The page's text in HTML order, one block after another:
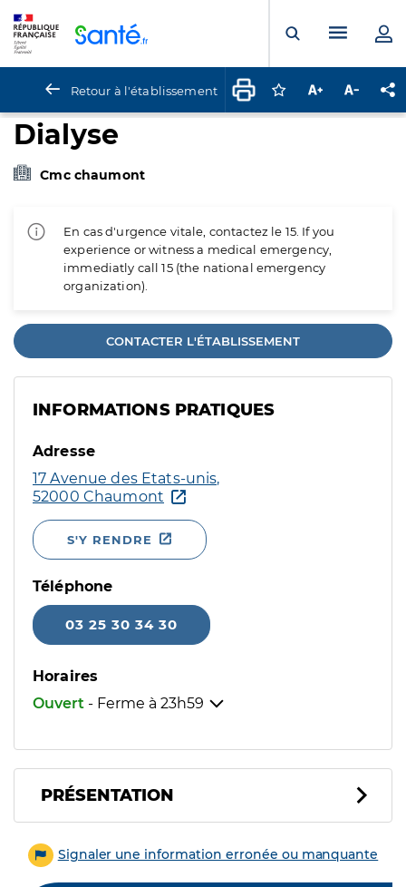
Ouvrir laMenu
Retour à l'établissement Connectez-vous
Augmenter la
Dialyse
Cmc chaumont
En cas d'urgence vitale, contactez le 15. If you
experience or witness a medical emergency,
immediatly call 15 (the national emergency
organization).
CONTACTER L'ÉTABLISSEMENT
INFORMATIONS PRATIQUES
Adresse
17 Avenue des Etats-unis,
52000 Chaumont
S'Y RENDRE
Téléphone
03 25 30 34 30
Horaires
Ouvert - Ferme à 23h59
PRÉSENTATION
Signaler une information erronée ou manquante